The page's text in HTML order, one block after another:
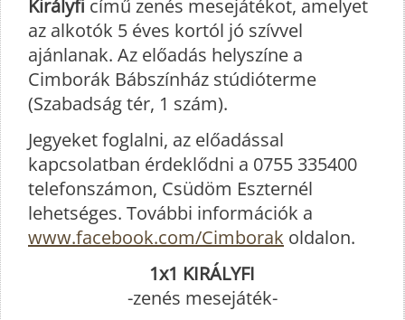
Királyfi című zenés mesejátékot, amelyet
az alkotók 5 éves kortól jó szívvel
ajánlanak. Az előadás helyszíne a
Cimborák Bábszínház stúdióterme
(Szabadság tér, 1 szám).
Jegyeket foglalni, az előadással
kapcsolatban érdeklődni a 0755 335400
telefonszámon, Csüdöm Eszternél
lehetséges. További információk a
www.facebook.com/Cimborak oldalon.
1x1 KIRÁLYFI
-zenés mesejáték-